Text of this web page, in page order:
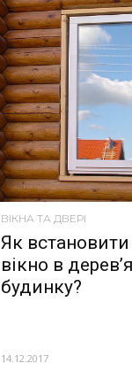
ВІКНА ТА ДВЕРІ
Як
вікно в
будинку?
14.12.2017